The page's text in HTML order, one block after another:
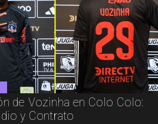
de Vozinha en Colo Colo:
y Contrato